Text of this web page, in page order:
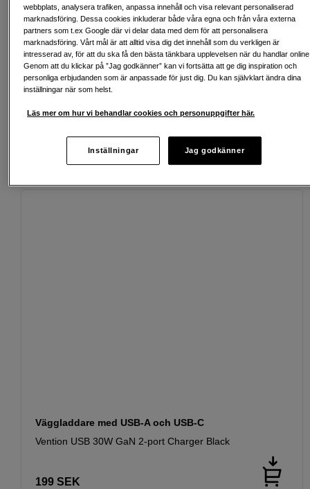
Fri frakt vid köp över 1 500 kronor
Köp nu och betala inom 30 dagar
Passande tillbehör Se fler tillbehör
Väggladdare med USB-A och USB-C
Vention USB 30W GaN 2-port Charger Black
199 SEK
webbplats, analysera trafiken, anpassa innehåll och visa relevant personaliserad
marknadsföring. Dessa cookies inkluderar både våra egna och från våra externa
partners som t.ex Google där vi delar data med dem för att personalisera
marknadsföring. Vårt mål är att alltid visa dig det innehåll som du verkligen är
intresserad av, för att du ska få den bästa tänkbara upplevelsen när du handlar
Genom att du klickar på ”Jag godkänner” kan vi fortsätta att ge dig inspiration och
personliga erbjudanden som är anpassade för just dig. Du kan självklart ändra dina
inställningar när som helst.
Läs mer om hur vi behandlar cookies och personuppgifter här.
Inställningar Jag godkänner